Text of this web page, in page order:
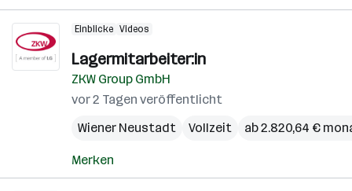
Einblicke Videos
Lagermitarbeiter:in
ZKW Group GmbH
vor 2 Tagen veröffentlicht
Wiener Neustadt
Vollzeit ab 2.820,64 €
Merken